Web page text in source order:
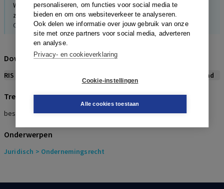
personaliseren, om functies voor social media te
bieden en om ons websiteverkeer te analyseren.
Ook delen we informatie over jouw gebruik van onze
site met onze partners voor social media, adverteren
en analyse.
Privacy- en cookieverklaring
Cookie-instellingen
Alle cookies toestaan
Waarom zou de aansprakelijkheid wegens onrechtmatige daad
zijn uitgesloten?
O&F, 4, 2017
Download citeerwijze bij dit artikel
RIS Leidraad
Trefwoorden
bestuurdersaansprakelijkheid, bewijspositie, gezag van gewijsde
Onderwerpen
Juridisch > Ondernemingsrecht